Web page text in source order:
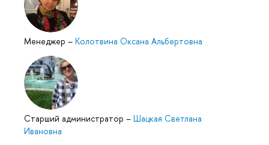
Менеджер – Колотвина Оксана Альбертовна
Cтарший администратор – Шацкая Светлана
Ивановна